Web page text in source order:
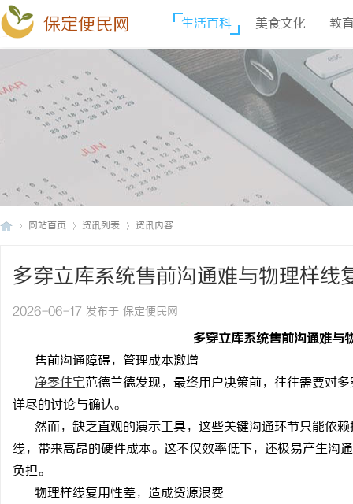
保定便民网 生活百科 美食文化 教
网站首页 资讯列表 资讯内容
多穿立库系统售前沟通难与物理样线
2026-06-17 发布于 保定便民网
多穿立库系统售前沟通难与
售前沟通障碍，管理成本激增
净零住宅范德兰德发现，最终用户决策前，往往需要对
详尽的讨论与确认。
然而，缺乏直观的演示工具，这些关键沟通环节只能依
线，带来高昂的硬件成本。这不仅效率低下，还极易产生沟
负担。
物理样线复用性差，造成资源浪费